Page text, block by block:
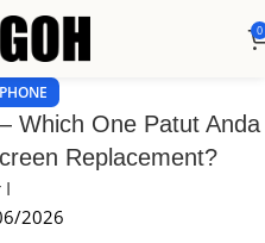
0
Which One Patut Anda
Replacement?
I
2026